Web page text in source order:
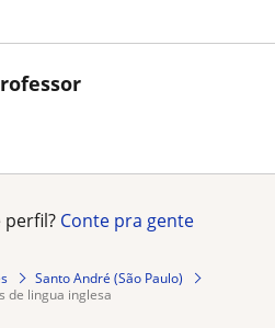
perfil? Conte pra gente
Santo André (São Paulo)
de lingua inglesa